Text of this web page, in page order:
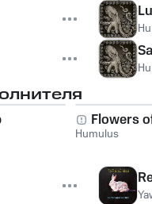
Flowers
Humulus